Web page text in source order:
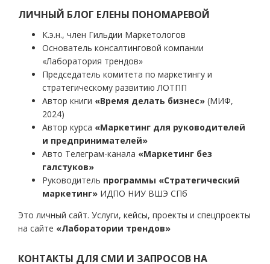
ЛИЧНЫЙ БЛОГ ЕЛЕНЫ ПОНОМАРЕВОЙ
К.э.н., член Гильдии Маркетологов
Основатель консалтинговой компании
«Лаборатория трендов»
Председатель комитета по маркетингу и
стратегическому развитию ЛОТПП
Автор книги «Время делать бизнес» (МИФ,
2024)
Автор курса «Маркетинг для руководителей
и предпринимателей»
Авто Телеграм-канала «Маркетинг без
галстуков»
Руководитель программы «Стратегический
маркетинг» ИДПО НИУ ВШЭ СПб
Это личный сайт. Услуги, кейсы, проекты и спецпроекты
на сайте «Лаборатории трендов»
КОНТАКТЫ ДЛЯ СМИ И ЗАПРОСОВ НА